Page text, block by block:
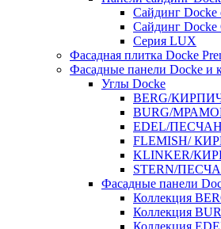
Cайдинг Docke
Сайдинг Docke
Серия LUX
Фасадная плитка Docke
Фасадные панели Docke и
Углы Docke
BERG/
BURG/
EDEL/
FLEMISH/
KLINKER/
STERN/
Фасадные панели
Коллекция
Коллекция
Коллекция